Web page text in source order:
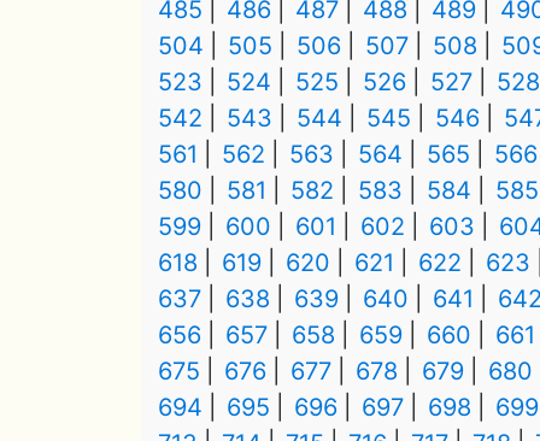
485 486 487 488 489
504
505 506 507 508
523
524 525 526 527
528
542
543 544 545 546
561
562 563 564 565
566
580
581 582 583 584
585
599
600 601 602 603
618
619 620 621 622
623
637
638 639 640 641
656
657 658 659 660
661
675
676 677 678 679
680
694
695 696 697 698
699